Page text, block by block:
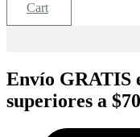
Cart
Envío GRATIS
superiores a